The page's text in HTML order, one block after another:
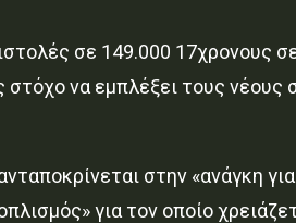
σε 149.000 17χρονους
να εμπλέξει τους νέους
στην «ανάγκη
για τον οποίο